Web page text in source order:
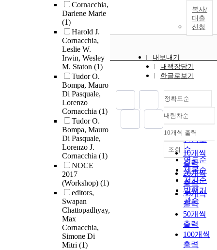
Cornacchia,
Darlene Marie
(1)
Harold J.
Cornacchia,
Leslie W.
Irwin, Wesley
M. Staton (1)
Tudor O.
Bompa, Mauro
Di Pasquale,
Lorenzo
Cornacchia (1)
Tudor O.
Bompa, Mauro
Di Pasquale,
Lorenzo J.
Cornacchia (1)
NOCE
2017
(Workshop) (1)
editors,
Swapan
Chattopadhyay,
Max
Cornacchia,
Simone Di
Mitri (1)
복사/
대출
신청
내보내기
내책장담기
한글로보기
정확도순
정확도
순
인기도
순
연도순
제목순
저자순
발행기
관순
내림차순
내림차순
10개씩 출력
10개씩
출력
20개씩
출력
30개씩
출력
50개씩
출력
100개씩
출력
조회